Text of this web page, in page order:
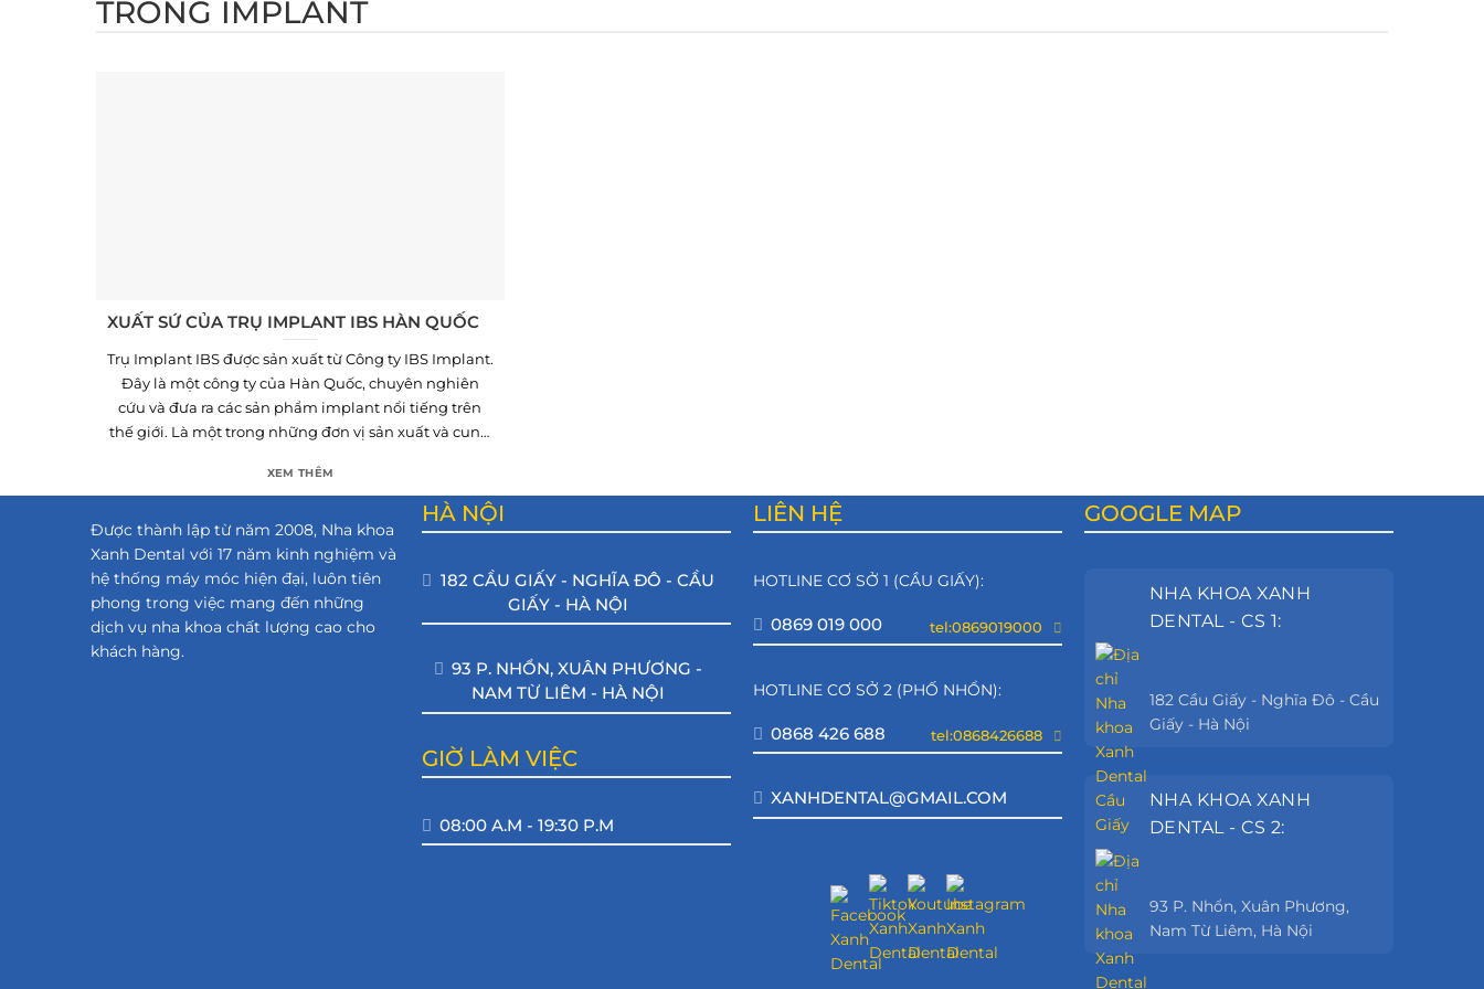
TRỒNG IMPLANT
XUẤT SỨ CỦA TRỤ IMPLANT IBS HÀN QUỐC
Trụ Implant IBS được sản xuất từ Công ty IBS Implant.
Đây là một công ty của Hàn Quốc, chuyên nghiên
cứu và đưa ra các sản phẩm implant nổi tiếng trên
thế giới. Là một trong những đơn vị sản xuất và cung
XEM THÊM
Được thành lập từ năm 2008, Nha khoa
Xanh Dental với 17 năm kinh nghiệm và
hệ thống máy móc hiện đại, luôn tiên
phong trong việc mang đến những
dịch vụ nha khoa chất lượng cao cho
khách hàng.
HÀ NỘI
182 CẦU GIẤY - NGHĨA ĐÔ - CẦU
GIẤY - HÀ NỘI
93 P. NHỔN, XUÂN PHƯƠNG -
NAM TỪ LIÊM - HÀ NỘI
GIỜ LÀM VIỆC
08:00 A.M - 19:30 P.M
LIÊN HỆ
HOTLINE CƠ SỞ 1 (CẦU GIẤY):
0869 019 000 tel:0869019000
HOTLINE CƠ SỞ 2 (PHỐ NHỔN):
0868 426 688 tel:0868426688
XANHDENTAL@GMAIL.COM
GOOGLE MAP
NHA KHOA XANH
DENTAL - CS 1:
182 Cầu Giấy - Nghĩa Đô - Cầu
Giấy - Hà Nội
NHA KHOA XANH
DENTAL - CS 2:
93 P. Nhổn, Xuân Phương,
Nam Từ Liêm, Hà Nội